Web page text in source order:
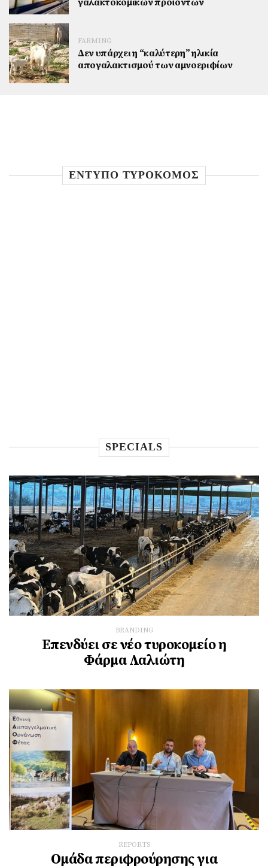
FARMING
Δεν υπάρχει η “καλύτερη” ηλικία
απογαλακτισμού των αμνοεριφίων
ΕΝΤΥΠΟ ΤΥΡΟΚΟΜΟΣ
SPECIALS
BRANDING
Επενδύει σε νέο τυροκομείο η
Φάρμα Λαλιώτη
REPORTS
Ομάδα περιφρούρησης για